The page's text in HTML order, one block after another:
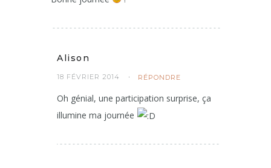
Alison
18 FÉVRIER 2014 RÉPONDRE
Oh génial, une participation surprise, ça
illumine ma journée